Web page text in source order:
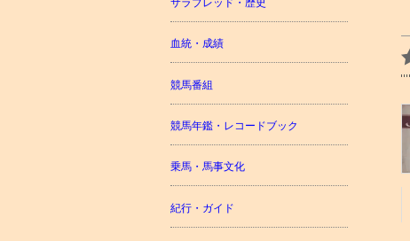
血統・成績
競馬番組
競馬年鑑・レコードブック
乗馬・馬事文化
紀行・ガイド